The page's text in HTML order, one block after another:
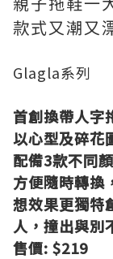
款式又潮又
Glagla系列
首創換帶人字
以心型及碎花
配備3款不同
方便隨時轉換
想效果更獨特
人，撞出與別
售價: $219